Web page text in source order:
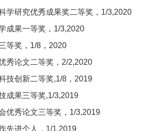
学研究优秀成果奖二等奖， 1/3,2020
成果一等奖， 1/3,2020
等奖， 1/8 ， 2020
秀论文二等奖， 2/2,2020
技创新二等奖,1/8 ， 2019
成果三等奖,1/3,2019
优秀论文三等奖， 1/3,2019
先进个人， 1/1,2019